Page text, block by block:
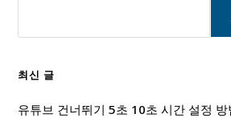
최신 글
유튜브 건너뛰기 5초 10초 시간 설정 방